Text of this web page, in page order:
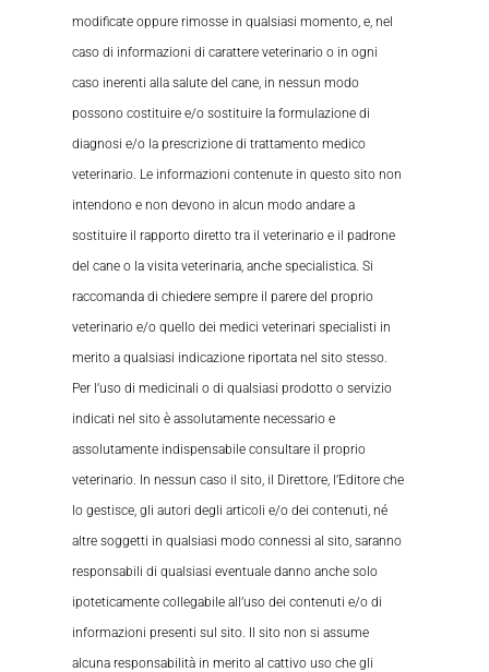
modificate oppure rimosse in qualsiasi momento, e, nel
caso di informazioni di carattere veterinario o in ogni
caso inerenti alla salute del cane, in nessun modo
possono costituire e/o sostituire la formulazione di
diagnosi e/o la prescrizione di trattamento medico
veterinario. Le informazioni contenute in questo sito non
intendono e non devono in alcun modo andare a
sostituire il rapporto diretto tra il veterinario e il padrone
del cane o la visita veterinaria, anche specialistica. Si
raccomanda di chiedere sempre il parere del proprio
veterinario e/o quello dei medici veterinari specialisti in
merito a qualsiasi indicazione riportata nel sito stesso.
Per l’uso di medicinali o di qualsiasi prodotto o servizio
indicati nel sito è assolutamente necessario e
assolutamente indispensabile consultare il proprio
veterinario. In nessun caso il sito, il Direttore, l’Editore che
lo gestisce, gli autori degli articoli e/o dei contenuti, né
altre soggetti in qualsiasi modo connessi al sito, saranno
responsabili di qualsiasi eventuale danno anche solo
ipoteticamente collegabile all’uso dei contenuti e/o di
informazioni presenti sul sito. Il sito non si assume
alcuna responsabilità in merito al cattivo uso che gli